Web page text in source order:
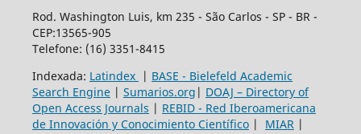
Rod. Washington Luis, km 235 - São Carlos - SP - BR -
CEP:13565-905
Telefone: (16) 3351-8415
Indexada: Latindex | BASE - Bielefeld Academic
Search Engine| Sumarios.org | DOAJ – Directory of
Open Access Journals | REBID - Red Iberoamericana
de Innovación y Conocimiento Científico| MIAR|